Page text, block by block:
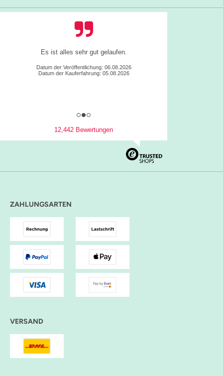
Es ist alles sehr gut gelaufen.
Datum der Veröffentlichung: 06.08.2026
Datum der Kauferfahrung: 05.08.2026
12,442 Bewertungen
ZAHLUNGSARTEN
VERSAND